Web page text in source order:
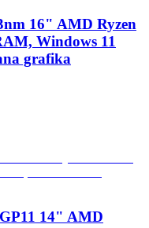
16" AMD Ryzen
Windows 11
grafika
14" AMD